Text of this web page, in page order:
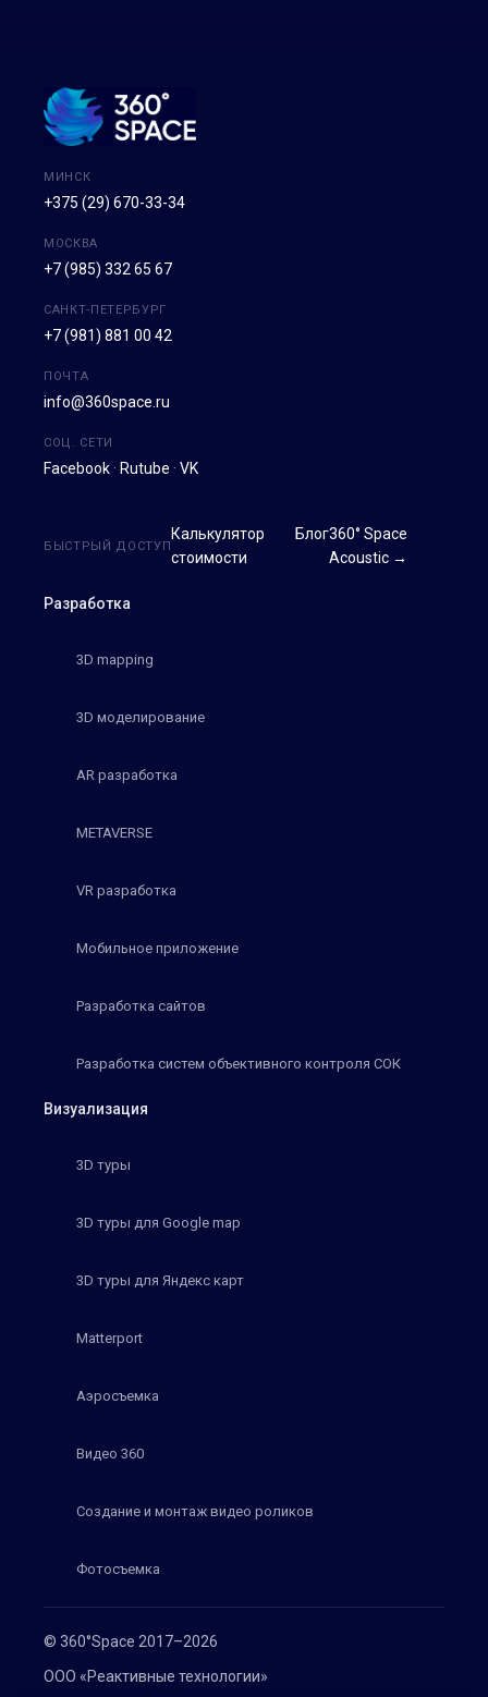
© 360°Space 2017–2026
ООО «Реактивные технологии»
МИНСК
+375 (29) 670-33-34
МОСКВА
+7 (985) 332 65 67
САНКТ-ПЕТЕРБУРГ
+7 (981) 881 00 42
ПОЧТА
info@360space.ru
СОЦ. СЕТИ
Facebook · Rutube · VK
Разработка
3D mapping
3D моделирование
AR разработка
METAVERSE
VR разработка
Мобильное приложение
Разработка сайтов
Разработка систем объективного контроля СОК
Визуализация
3D туры
3D туры для Google map
3D туры для Яндекс карт
Matterport
Аэросъемка
Видео 360
Создание и монтаж видео роликов
Фотосъемка
БЫСТРЫЙ ДОСТУП
Калькулятор
стоимости
Блог360° Space
Acoustic →